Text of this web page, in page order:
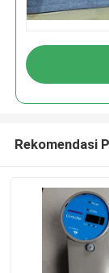
Rekomendasi